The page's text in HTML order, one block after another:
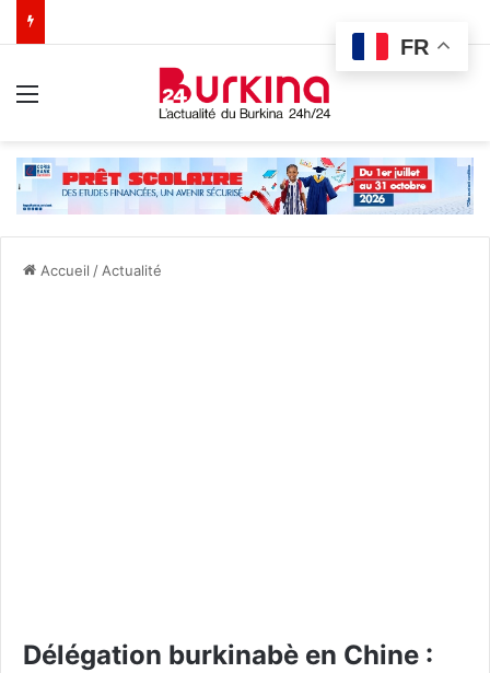
Accueil / Actualité
Délégation burkinabè en Chine :
FR